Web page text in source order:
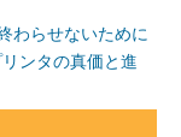
わらせないために
ンタの真価と進